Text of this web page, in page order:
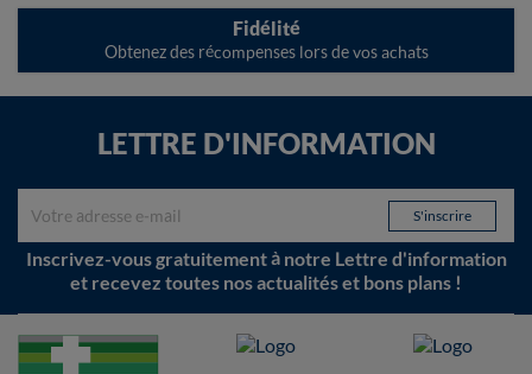
Fidélité
Obtenez des récompenses lors de vos achats
LETTRE D'INFORMATION
Inscrivez-vous gratuitement à notre Lettre d'information
et recevez toutes nos actualités et bons plans !